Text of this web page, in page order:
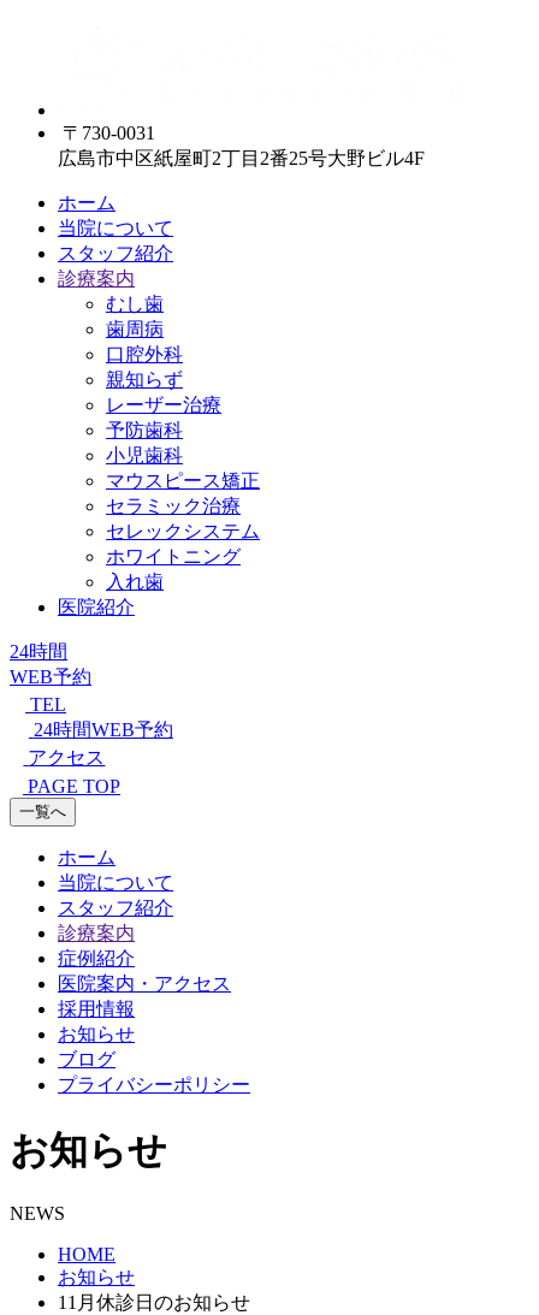
〒730-0031
広島市中区紙屋町2丁目2番25号大野ビル4F
ホーム
当院について
スタッフ紹介
診療案内
むし歯
歯周病
口腔外科
親知らず
レーザー治療
予防歯科
小児歯科
マウスピース矯正
セラミック治療
セレックシステム
ホワイトニング
入れ歯
医院紹介
24時間
WEB予約
TEL
24時間WEB予約
アクセス
PAGE TOP
一覧へ
ホーム
当院について
スタッフ紹介
診療案内
症例紹介
医院案内・アクセス
採用情報
お知らせ
ブログ
プライバシーポリシー
お知らせ
NEWS
HOME
お知らせ
11月休診日のお知らせ